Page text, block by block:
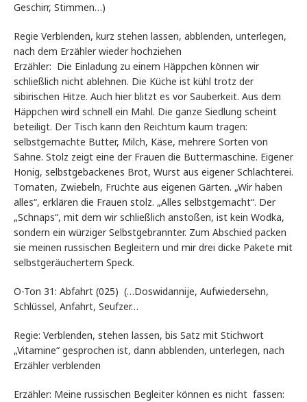
Geschirr, Stimmen…)
Regie Verblenden, kurz stehen lassen, abblenden, unterlegen,
nach dem Erzähler wieder hochziehen
Erzähler: Die Einladung zu einem Häppchen können wir
schließlich nicht ablehnen. Die Küche ist kühl trotz der
sibirischen Hitze. Auch hier blitzt es vor Sauberkeit. Aus dem
Häppchen wird schnell ein Mahl. Die ganze Siedlung scheint
beteiligt. Der Tisch kann den Reichtum kaum tragen:
selbstgemachte Butter, Milch, Käse, mehrere Sorten von
Sahne. Stolz zeigt eine der Frauen die Buttermaschine. Eigener
Honig, selbstgebackenes Brot, Wurst aus eigener Schlachterei.
Tomaten, Zwiebeln, Früchte aus eigenen Gärten. „Wir haben
alles“, erklären die Frauen stolz. „Alles selbstgemacht“. Der
„Schnaps“, mit dem wir schließlich anstoßen, ist kein Wodka,
sondern ein würziger Selbstgebrannter. Zum Abschied packen
sie meinen russischen Begleitern und mir drei dicke Pakete mit
selbstgeräuchertem Speck.
O-Ton 31: Abfahrt (025) (…Doswidannije, Aufwiedersehn,
Schlüssel, Anfahrt, Seufzer…
Regie: Verblenden, stehen lassen, bis Satz mit Stichwort
„Vitamine“ gesprochen ist, dann abblenden, unterlegen, nach
Erzähler verblenden
Erzähler: Meine russischen Begleiter können es nicht fassen: